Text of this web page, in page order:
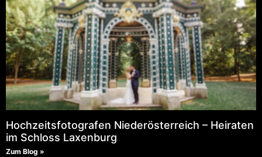
Hochzeitsfotografen Niederösterreich – Heiraten
im Schloss Laxenburg
Zum Blog »